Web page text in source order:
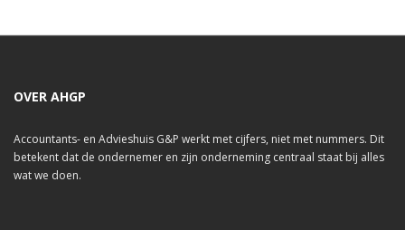
OVER AHGP
Accountants- en Advieshuis G&P werkt met cijfers, niet met nummers. Dit
betekent dat de ondernemer en zijn onderneming centraal staat bij alles
wat we doen.